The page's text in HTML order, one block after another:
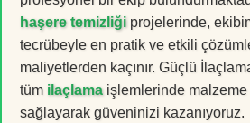
haşere temizliği projelerinde,
tecrübeyle en pratik ve etkili
maliyetlerden kaçınır. Güçlü
tüm ilaçlamaişlemlerinde
sağlayarak güveninizi kazanıyoruz.